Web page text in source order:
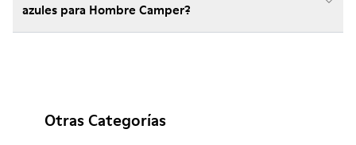
azules para Hombre Camper?
Otras Categorías